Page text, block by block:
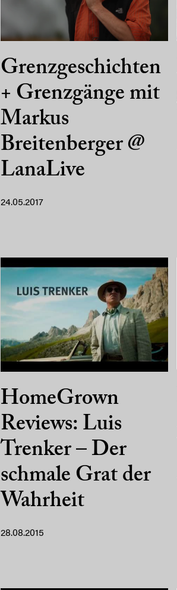
Grenzgeschichten
+ Grenzgänge mit
Markus
Breitenberger @
LanaLive
24.05.2017
HomeGrown
Reviews: Luis
Trenker – Der
schmale Grat der
Wahrheit
28.08.2015